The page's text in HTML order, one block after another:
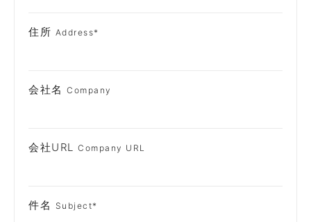
住所 Address*
会社名 Company
会社URL Company URL
件名 Subject*